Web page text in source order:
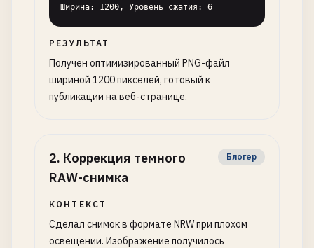
Ширина: 1200, Уровень сжатия: 6
РЕЗУЛЬТАТ
Получен оптимизированный PNG-файл
шириной 1200 пикселей, готовый к
публикации на веб-странице.
2. Коррекция темного
RAW-снимка
Блогер
КОНТЕКСТ
Сделал снимок в формате NRW при плохом
освещении. Изображение получилось